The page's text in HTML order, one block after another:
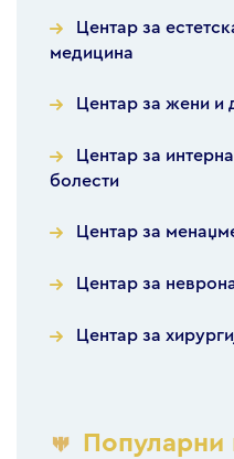
Центар за
медицина
Центар за жени и
Центар за
болести
Центар за
Центар за
Центар за
Популарни